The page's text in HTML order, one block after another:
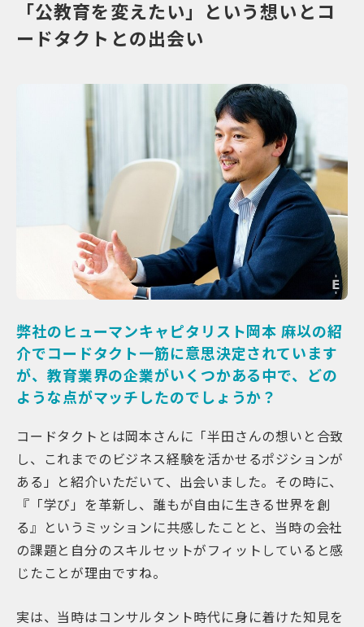
「公教育を変えたい」という想いとコ
ードタクトとの出会い
弊社のヒューマンキャピタリスト岡本 麻以の紹
介でコードタクト一筋に意思決定されています
が、教育業界の企業がいくつかある中で、どの
ような点がマッチしたのでしょうか？
コードタクトとは岡本さんに「半田さんの想いと合致
し、これまでのビジネス経験を活かせるポジションが
ある」と紹介いただいて、出会いました。その時に、
『「学び」を革新し、誰もが自由に生きる世界を創
る』というミッションに共感したことと、当時の会社
の課題と自分のスキルセットがフィットしていると感
じたことが理由ですね。
実は、当時はコンサルタント時代に身に着けた知見を